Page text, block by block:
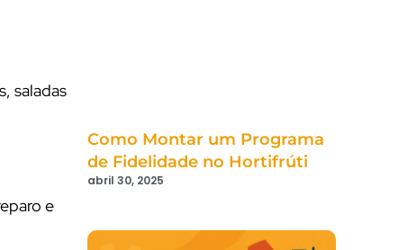
saladas
e
Como Montar um Programa
de Fidelidade no Hortifrúti
abril 30, 2025